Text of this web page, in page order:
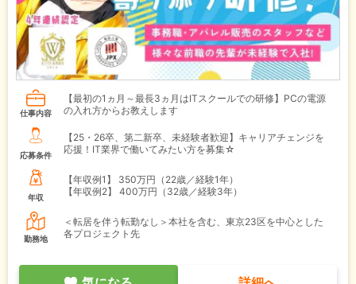
仕事内容
【最初の1ヵ月～最長3ヵ月はITスクールでの研修】PCの電源
の入れ方からお教えします
応募条件
【25・26卒、第二新卒、未経験者歓迎】キャリアチェンジを
応援！IT業界で働いてみたい方を募集☆
年収
【年収例1】
350万円（22歳／経験1年）
【年収例2】
400万円（32歳／経験3年）
勤務地
＜転居を伴う転勤なし＞本社を含む、東京23区を中心とした
各プロジェクト先